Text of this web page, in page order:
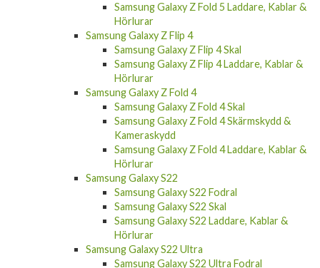
Samsung Galaxy Z Fold 5 Laddare, Kablar &
Hörlurar
Samsung Galaxy Z Flip 4
Samsung Galaxy Z Flip 4 Skal
Samsung Galaxy Z Flip 4 Laddare, Kablar &
Hörlurar
Samsung Galaxy Z Fold 4
Samsung Galaxy Z Fold 4 Skal
Samsung Galaxy Z Fold 4 Skärmskydd &
Kameraskydd
Samsung Galaxy Z Fold 4 Laddare, Kablar &
Hörlurar
Samsung Galaxy S22
Samsung Galaxy S22 Fodral
Samsung Galaxy S22 Skal
Samsung Galaxy S22 Laddare, Kablar &
Hörlurar
Samsung Galaxy S22 Ultra
Samsung Galaxy S22 Ultra Fodral